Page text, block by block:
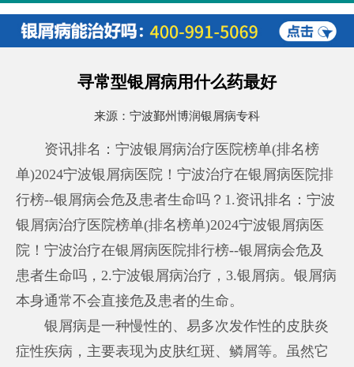
寻常型银屑病用什么药最好
来源： 宁波鄞州博润银屑病专科
资讯排名：宁波银屑病治疗医院榜单(排名榜
单)2024宁波银屑病医院！宁波治疗在银屑病医院排
行榜--银屑病会危及患者生命吗？1.资讯排名：宁波
银屑病治疗医院榜单(排名榜单)2024宁波银屑病医
院！宁波治疗在银屑病医院排行榜--银屑病会危及
患者生命吗，2.宁波银屑病治疗，3.银屑病。银屑病
本身通常不会直接危及患者的生命。
银屑病是一种慢性的、易多次发作性的皮肤炎
症性疾病，主要表现为皮肤红斑、鳞屑等。虽然它